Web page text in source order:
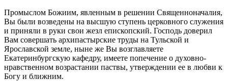
Промыслом Божиим, явленным в решении Священноначалия,
Вы были возведены на высшую ступень церковного служения
и приняли в руки свои жезл епископский. Господь доверил
Вам совершать архипастырские труды на Тульской и
Ярославской земле, ныне же Вы возглавляете
Екатеринбургскую кафедру, имеете попечение о духовно-
нравственном возрастании паствы, утверждении ее в любви к
Богу и ближним.